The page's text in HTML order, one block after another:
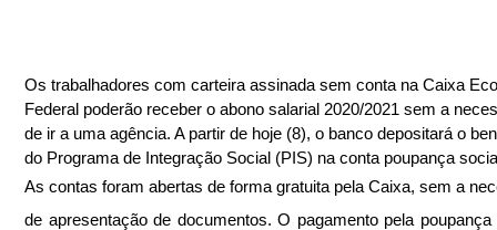
Os trabalhadores com carteira assinada sem conta na Caixa
Federal poderão receber o abono salarial 2020/2021 sem a
de ir a uma agência. A partir de hoje (8), o banco depositará o
do Programa de Integração Social (PIS) na conta poupança
As contas foram abertas de forma gratuita pela Caixa, sem a
de apresentação de documentos. O pagamento pela poupança